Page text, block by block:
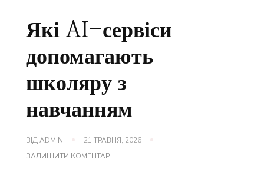
Які AI-сервіси
допомагають
школяру з
навчанням
ВІДADMIN
21 ТРАВНЯ, 2026
ЗАЛИШИТИ КОМЕНТАРДО